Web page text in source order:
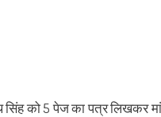
सिंह को 5 पेज का पत्र लिखकर